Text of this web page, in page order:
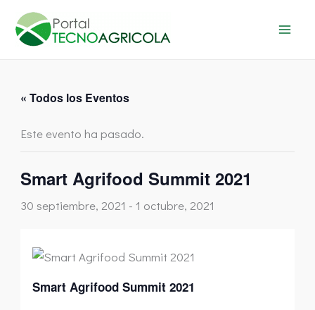
contenido
« Todos los Eventos
Este evento ha pasado.
Smart Agrifood Summit 2021
30 septiembre, 2021 -1 octubre, 2021
Smart Agrifood Summit 2021